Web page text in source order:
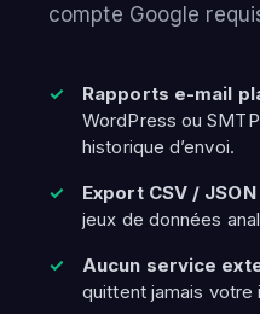
compte Google
Rapports e-mail
WordPress ou
historique d’envoi.
Export CSV /
jeux de données
Aucun service
quittent jamais votre